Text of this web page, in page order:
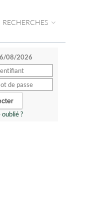
RECHERCHES
08/2026
?